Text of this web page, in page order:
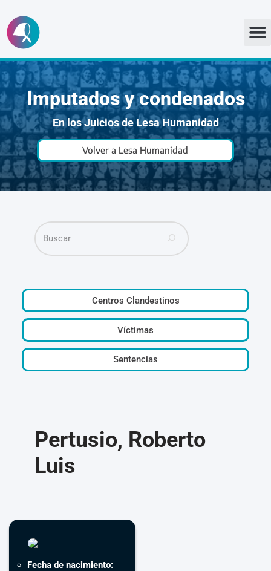
Ir
al
contenido
Imputados y condenados
En los Juicios de Lesa Humanidad
Volver a Lesa Humanidad
Centros Clandestinos
Víctimas
Sentencias
Pertusio, Roberto
Luis
Fecha de nacimiento: